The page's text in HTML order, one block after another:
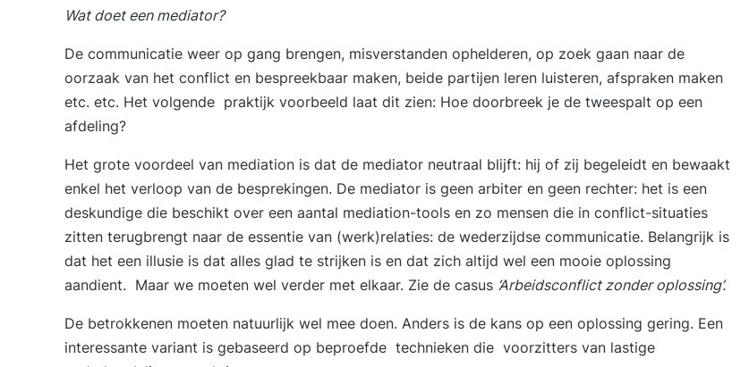
Wat doet een mediator?
De communicatie weer op gang brengen, misverstanden ophelderen, op zoek gaan naar de
oorzaak van het conflict en bespreekbaar maken, beide partijen leren luisteren, afspraken maken
etc. etc. Het volgende praktijk voorbeeld laat dit zien: Hoe doorbreek je de tweespalt op een
afdeling?
Het grote voordeel van mediation is dat de mediator neutraal blijft: hij of zij begeleidt en bewaakt
enkel het verloop van de besprekingen. De mediator is geen arbiter en geen rechter: het is een
deskundige die beschikt over een aantal mediation-tools en zo mensen die in conflict-situaties
zitten terugbrengt naar de essentie van (werk)relaties: de wederzijdse communicatie. Belangrijk is
dat het een illusie is dat alles glad te strijken is en dat zich altijd wel een mooie oplossing
aandient. Maar we moeten wel verder met elkaar. Zie de casus ‘Arbeidsconflict zonder oplossing’.
De betrokkenen moeten natuurlijk wel mee doen. Anders is de kans op een oplossing gering. Een
interessante variant is gebaseerd op beproefde technieken die voorzitters van lastige